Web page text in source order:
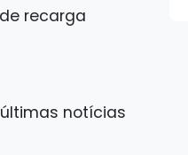
recarga
notícias